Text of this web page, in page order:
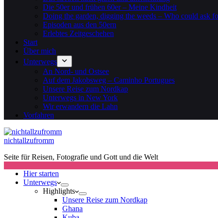
Die 50er und frühen 60er – Meine Kindheit
Doing the garden, digging the weeds – Who could ask
Episoden aus den 50ern
Erlebtes Zeitgeschehen
Start
Über mich
Unterwegs
An Nord- und Ostsee
Auf dem Jakobsweg – Caminho Portugues
Unsere Reise zum Nordkap
Unterwegs in New York
Wir erwandern die Lahn
Vorfahren
nichtallzufromm
Seite für Reisen, Fotografie und Gott und die Welt
Hier starten
Unterwegs
Highlights
Unsere Reise zum Nordkap
Ghana